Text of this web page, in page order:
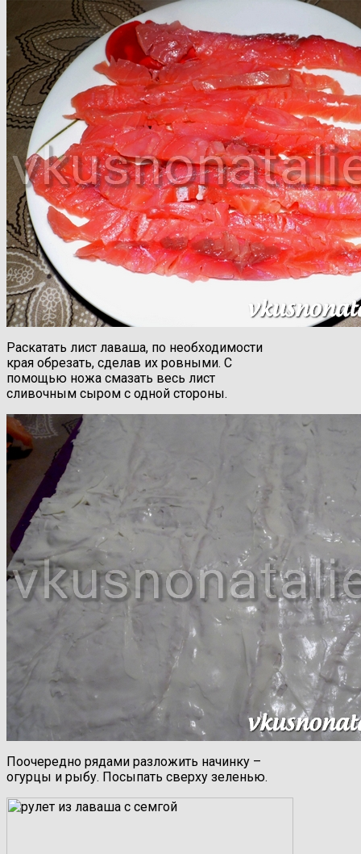
Раскатать лист лаваша, по необходимости
края обрезать, сделав их ровными. С
помощью ножа смазать весь лист
сливочным сыром с одной стороны.
Поочередно рядами разложить начинку –
огурцы и рыбу. Посыпать сверху зеленью.